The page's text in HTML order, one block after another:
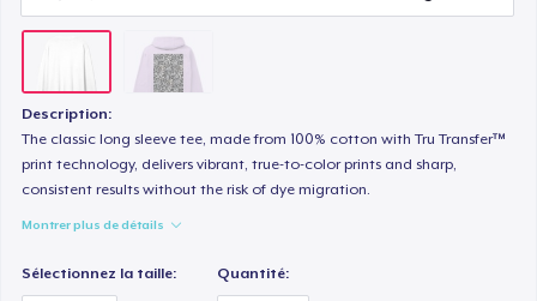
Description:
The classic long sleeve tee, made from 100% cotton with Tru Transfer™
print technology, delivers vibrant, true-to-color prints and sharp,
consistent results without the risk of dye migration.
Montrer plus de détails
Sélectionnez la taille: Quantité: